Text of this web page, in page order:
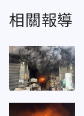
相關報導